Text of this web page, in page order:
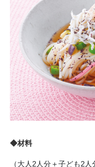
◆材料
（大人2人分＋子ども2人